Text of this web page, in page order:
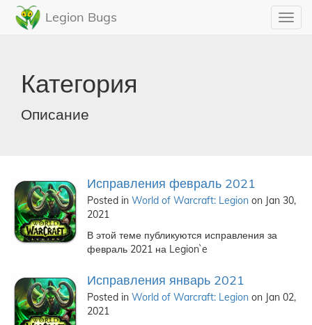
Legion Bugs
Категория
Описание
Исправления февраль 2021
Posted in World of Warcraft: Legion on Jan 30,
2021
В этой теме публикуются исправления за
февраль 2021 на Legion`e
Исправления январь 2021
Posted in World of Warcraft: Legion on Jan 02,
2021